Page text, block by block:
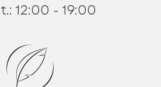
12:00 - 19:00